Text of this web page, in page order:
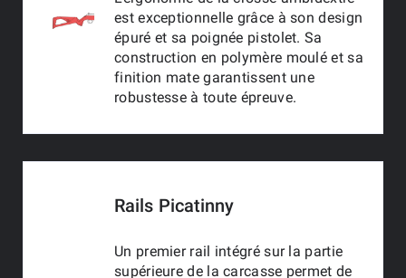
est exceptionnelle grâce à son design
épuré et sa poignée pistolet. Sa
construction en polymère moulé et sa
finition mate garantissent une
robustesse à toute épreuve.
Rails Picatinny
Un premier rail intégré sur la partie
supérieure de la carcasse permet de